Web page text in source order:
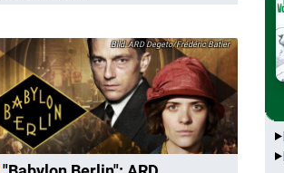
ARD Degeto/Frédéric Batier